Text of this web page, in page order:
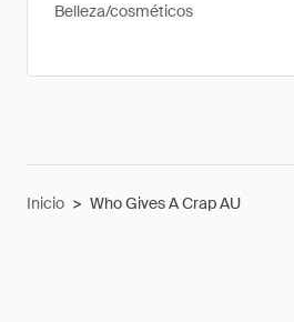
Belleza/cosméticos
Inicio > Who Gives A Crap AU